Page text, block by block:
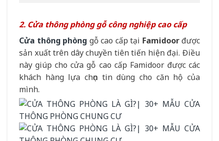
2. Cửa thông phòng gỗ công nghiệp cao cấp
Cửa thông phòng gỗ cao cấp tại Famidoorđược
sản xuất trên dây chuyền tiên tiến hiện đại. Điều
này giúp cho cửa gỗ cao cấp Famidoor được các
khách hàng lựa chọn tin dùng cho căn hộ của
mình.